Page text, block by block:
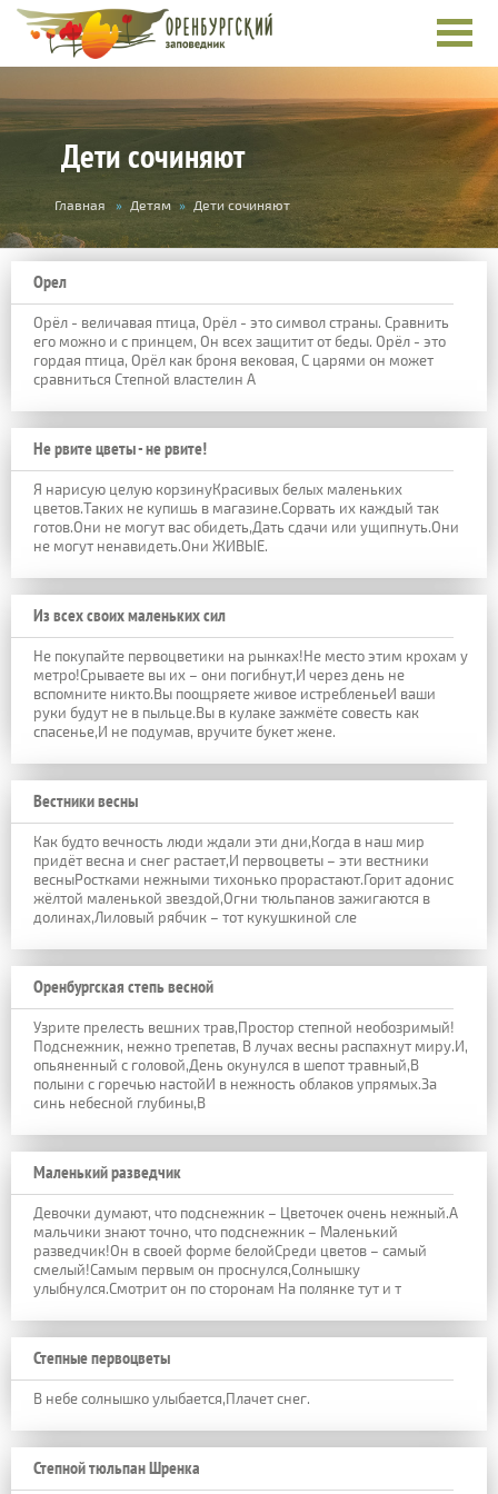
Дети сочиняют
Вы
здесь
Главная » Детям » Дети сочиняют
Орел
Орёл - величавая птица, Орёл - это символ страны. Сравнить
его можно и с принцем, Он всех защитит от беды. Орёл - это
гордая птица, Орёл как броня вековая, С царями он может
сравниться Степной властелин А
Не рвите цветы - не рвите!
Я нарисую целую корзинуКрасивых белых маленьких
цветов.Таких не купишь в магазине.Сорвать их каждый так
готов.Они не могут вас обидеть,Дать сдачи или ущипнуть.Они
не могут ненавидеть.Они ЖИВЫЕ.
Из всех своих маленьких сил
Не покупайте первоцветики на рынках!Не место этим крохам у
метро!Срываете вы их – они погибнут,И через день не
вспомните никто.Вы поощряете живое истребленьеИ ваши
руки будут не в пыльце.Вы в кулаке зажмёте совесть как
спасенье,И не подумав, вручите букет жене.
Вестники весны
Как будто вечность люди ждали эти дни,Когда в наш мир
придёт весна и снег растает,И первоцветы – эти вестники
весныРостками нежными тихонько прорастают.Горит адонис
жёлтой маленькой звездой,Огни тюльпанов зажигаются в
долинах,Лиловый рябчик – тот кукушкиной сле
Оренбургская степь весной
Узрите прелесть вешних трав,Простор степной необозримый!
Подснежник, нежно трепетав, В лучах весны распахнут миру.И,
опьяненный с головой,День окунулся в шепот травный,В
полыни с горечью настойИ в нежность облаков упрямых.За
синь небесной глубины,В
Маленький разведчик
Девочки думают, что подснежник – Цветочек очень нежный.А
мальчики знают точно, что подснежник – Маленький
разведчик!Он в своей форме белойСреди цветов – самый
смелый!Самым первым он проснулся,Солнышку
улыбнулся.Смотрит он по сторонам На полянке тут и т
Степные первоцветы
В небе солнышко улыбается,Плачет снег.
Степной тюльпан Шренка